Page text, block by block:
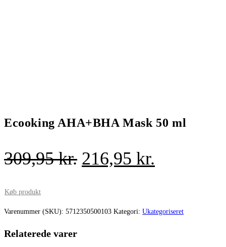
Ecooking AHA+BHA Mask 50 ml
309,95kr. Den
var:
216,95 kr.
er:
Køb produkt
Varenummer (SKU): 5712350500103 Kategori: Ukategoriseret
Relaterede varer